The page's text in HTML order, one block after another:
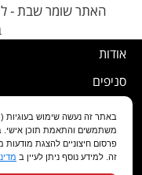
האתר שומר שבת -
אודות
סניפים
שירות לקוחות
מועדון לקוחות
משתמשים והתאמת תוכן אישי.
פרסום חיצוניים להצגת
זה. למידע נוסף ניתן לעיין ב